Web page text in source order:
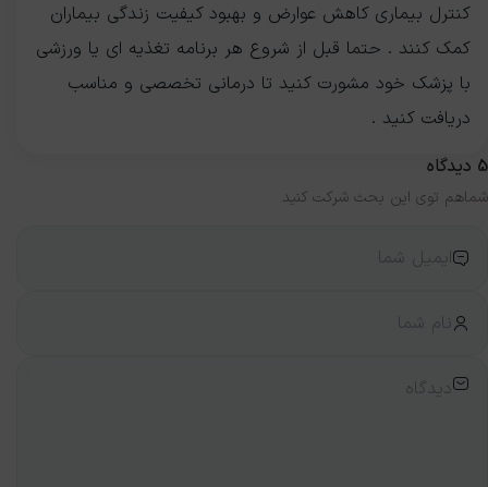
کنترل بیماری کاهش عوارض و بهبود کیفیت زندگی بیماران
کمک کنند . حتما قبل از شروع هر برنامه تغذیه ای یا ورزشی
با پزشک خود مشورت کنید تا درمانی تخصصی و مناسب
دریافت کنید .
5 دیدگاه
شماهم توی این بحث شرکت کنید